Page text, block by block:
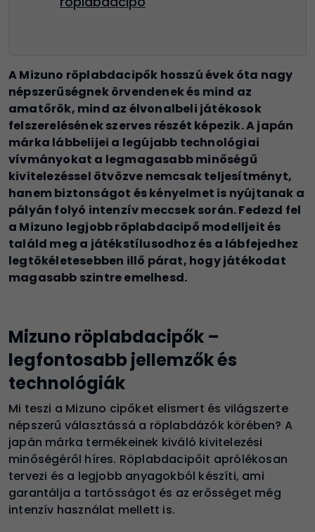
A Mizuno röplabdacipők hosszú évek óta nagy
népszerűségnek örvendenek és mind az
amatőrök, mind az élvonalbeli játékosok
felszerelésének szerves részét képezik. A japán
márka lábbelijei a legújabb technológiai
vívmányokat a legmagasabb minőségű
kivitelezéssel ötvözve nemcsak teljesítményt,
hanem biztonságot és kényelmet is nyújtanak a
pályán folyó intenzív meccsek során. Fedezd fel
a Mizuno legjobb röplabdacipő modelljeit és
találd meg a játékstílusodhoz és a lábfejedhez
legtökéletesebben illő párat, hogy játékodat
magasabb szintre emelhesd.
Mizuno röplabdacipők –
legfontosabb jellemzők és
technológiák
Mi teszi a Mizuno cipőket elismert és világszerte
népszerű választássá a röplabdázók körében? A
japán márka termékeinek kiváló kivitelezési
minőségéről híres. Röplabdacipőit aprólékosan
tervezi és a legjobb anyagokból készíti, ami
garantálja a tartósságot és az erősséget még
intenzív használat mellett is.